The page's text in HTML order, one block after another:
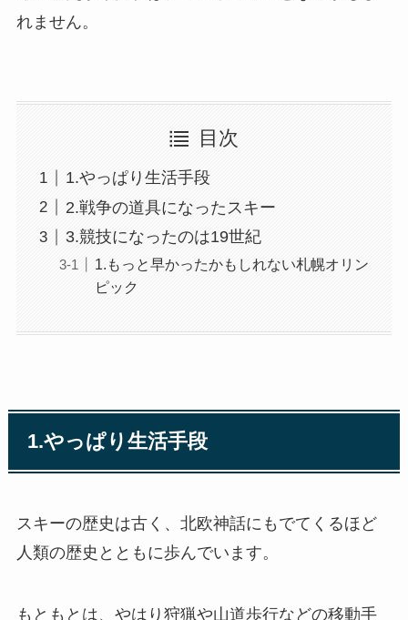
れません。
目次
1.やっぱり生活手段
2.戦争の道具になったスキー
3.競技になったのは19世紀
1.もっと早かったかもしれない札幌オリン
ピック
1.やっぱり生活手段
スキーの歴史は古く、北欧神話にもでてくるほど
人類の歴史とともに歩んでいます。
もともとは、やはり狩猟や山道歩行などの移動手